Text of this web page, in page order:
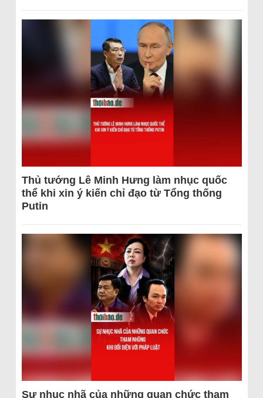
Thủ tướng Lê Minh Hưng làm nhục quốc
thể khi xin ý kiến chỉ đạo từ Tổng thống
Putin
Sự nhục nhã của những quan chức tham